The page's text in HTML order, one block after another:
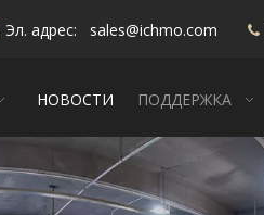
Эл. адрес: sales@ichmo.com 
НОВОСТИ ПОДДЕРЖКА